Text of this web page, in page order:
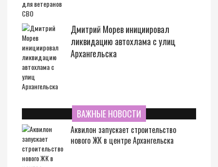
Дмитрий Морев инициировал
ликвидацию автохлама с улиц
Архангельска
ВАЖНЫЕ НОВОСТИ
Аквилон запускает строительство
нового ЖК в центре Архангельска